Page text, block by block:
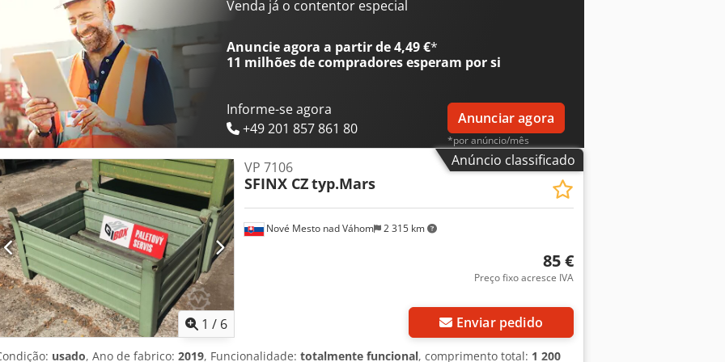
necessidade! Prazo de entrega: 6 meses. Precisa de uma versão mais curta ou mais longa deste modelo?
Precisa de equipamentos diferentes para este food truck? Seu equipamento exige maior capacidade de
carga ou mais janelas de atendimento? Muitos detalhes do veículo podem ser personalizados de acordo
sua preferência!
Venda já o contentor especial
Anuncie agora a partir de 4,49 €*
11 milhões de compradoresesperam por si
Informe-se agora
+49 201 857 861 80
Anunciar agora
*por anúncio/mês
Anúncio classificado
1 / 6
Nové Mesto nad Váhom 2 315 km
VP 7106
SFINX CZtyp.Mars
85 €
Preço fixo acresce IVA
Enviar pedido
usado, Ano de fabrico: 2019, Funcionalidade: totalmente funcional, comprimento total: 1 200